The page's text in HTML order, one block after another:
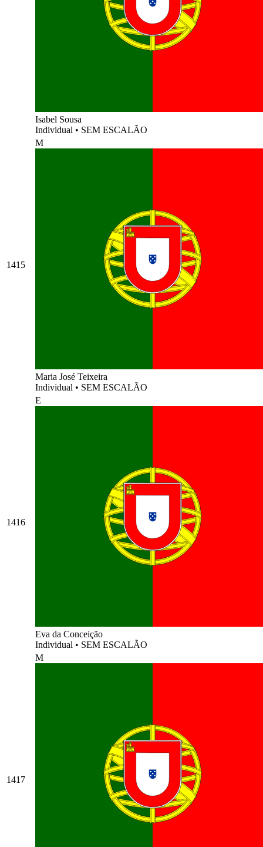
Isabel Sousa
Individual • SEM ESCALÃO
1415
M
Maria José Teixeira
Individual • SEM ESCALÃO
1416
E
Eva da Conceição
Individual • SEM ESCALÃO
1417
M